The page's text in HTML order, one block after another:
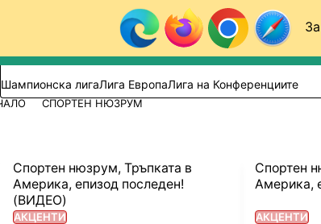
Към съдържанието
Търси в сайта
ВИДЕО ФУТБОЛ
Шампионска лигаЛига ЕвропаЛига на Конференциите
СПОРТЕН НЮЗРУМ
Спортен нюзрум, Тръпката в
Америка, епизод последен!
(ВИДЕО)
АКЦЕНТИ
Спортен
Америка,
АКЦЕНТИ